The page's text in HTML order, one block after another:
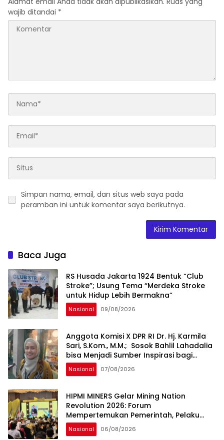
wajib ditandai *
Simpan nama, email, dan situs web saya pada
peramban ini untuk komentar saya berikutnya.
Baca Juga
RS Husada Jakarta 1924 Bentuk “Club
Stroke”; Usung Tema “Merdeka Stroke
untuk Hidup Lebih Bermakna”
Nasional 09/08/2026
Anggota Komisi X DPR RI Dr. Hj. Karmila
Sari, S.Kom., M.M.; Sosok Bahlil Lahadalia
bisa Menjadi Sumber Inspirasi bagi
Generasi Muda, Pelaku Usaha,
Pemerintah, maupun Pemangku
sama Memberikan Kontribusi bagi
Pembangunan Nasional.
Nasional 07/08/2026
HIPMI MINERS Gelar Mining Nation
Revolution 2026: Forum
Mempertemukan Pemerintah, Pelaku
Industri, Investor, Akademisi, dan
Pengusaha dalam Mendukung
Nasional 06/08/2026